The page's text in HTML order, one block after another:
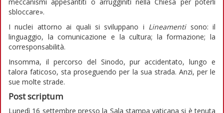
sbloccare».
I nuclei attorno ai quali si sviluppano i Lineamentisono: il
linguaggio, la comunicazione e la cultura; la formazione; la
corresponsabilità.
Insomma, il percorso del Sinodo, pur accidentato, lungo e
talora faticoso, sta proseguendo per la sua strada. Anzi, per le
sue molte strade.
Post scriptum
Lunedì 16 settembre presso la Sala stampa vaticana si è tenuta